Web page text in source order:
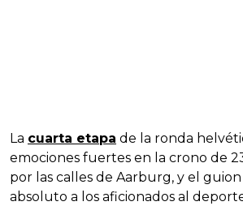
La cuarta etapa de la ronda
emociones fuertes en la crono de
por las calles de Aarburg, y el
absoluto a los aficionados al